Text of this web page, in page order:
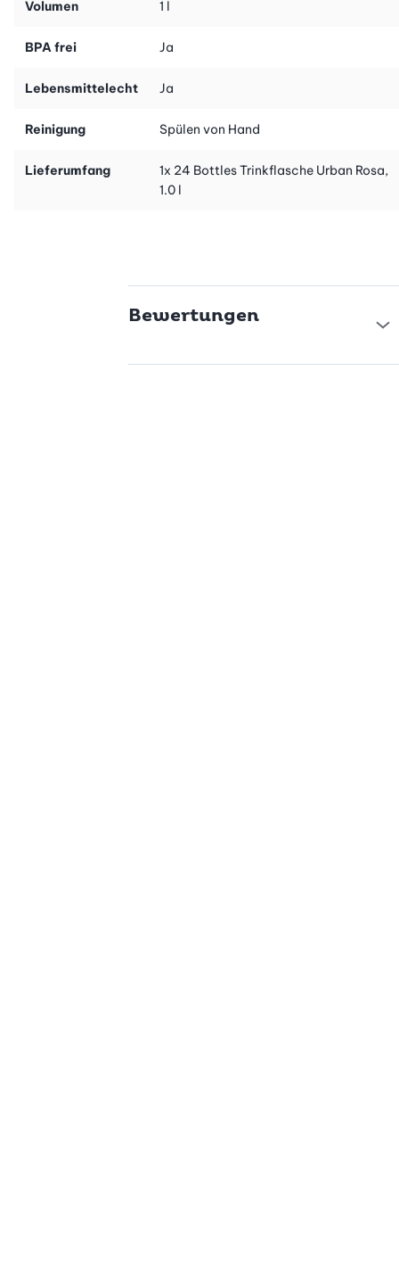
Volumen 1 l
BPA frei Ja
Lebensmittelecht Ja
Reinigung Spülen von Hand
Lieferumfang
1x 24 Bottles Trinkflasche Urban Rosa,
1.0 l
Bewertungen